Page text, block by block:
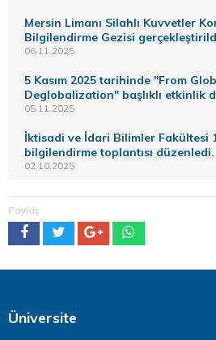
Mersin Limanı Silahlı Kuvvetler
Bilgilendirme Gezisi
06.11.2025
5 Kasım 2025 tarihinde "From
Deglobalization" başlıklı etkinlik
05.11.2025
İktisadi ve İdari Bilimler Fakültesi
bilgilendirme toplantısı düzenledi.
02.10.2025
Paylaş
Üniversite